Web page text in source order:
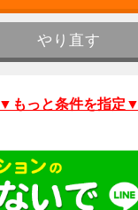
▼もっと条件を指定▼